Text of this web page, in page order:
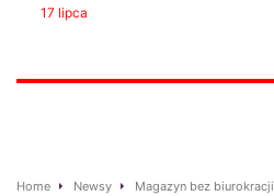
17 lipca
Home Newsy Magazyn bez biurokracji